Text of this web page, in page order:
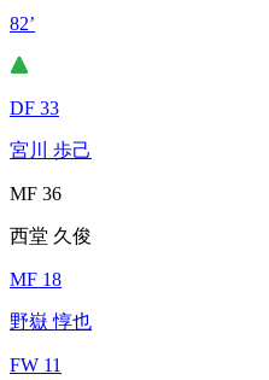
82’
DF 33
宮川 歩己
MF 36
西堂 久俊
MF 18
野嶽 惇也
FW 11